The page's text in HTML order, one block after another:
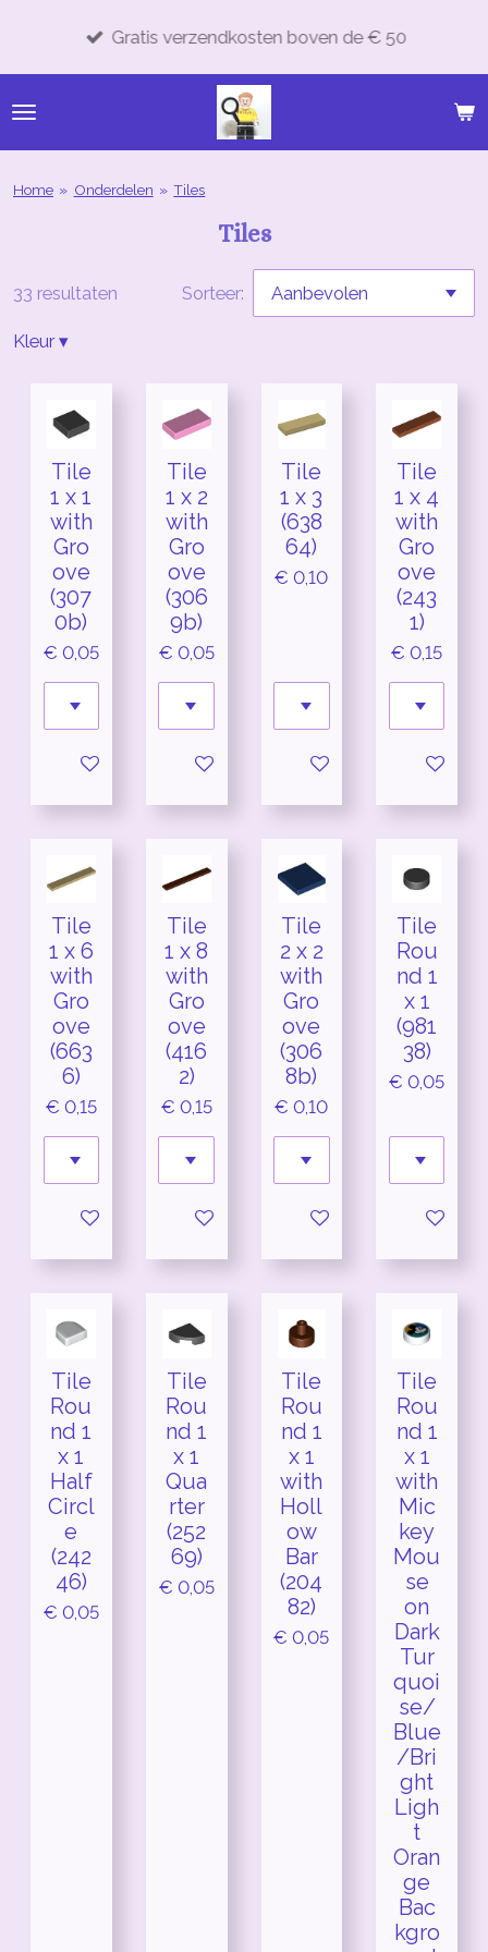
de
hoofdinhoud
Gratis verzendkosten boven de € 50
Home » Onderdelen » Tiles
Tiles
33 resultaten Sorteer:
Kleur▾
Tile
1 x 1
with
Gro
ove
(307
0b)
€ 0,05
In winkelwagen
Tile
1 x 2
with
Gro
ove
(306
9b)
€ 0,05
In winkelwagen
Tile
1 x 3
(638
64)
€ 0,10
In winkelwagen
Tile
1 x 4
with
Gro
ove
(243
1)
€ 0,15
In
Tile
1 x 6
with
Gro
ove
(663
6)
€ 0,15
In winkelwagen
Tile
1 x 8
with
Gro
ove
(416
2)
€ 0,15
In winkelwagen
Tile
2 x 2
with
Gro
ove
(306
8b)
€ 0,10
In winkelwagen
Tile
Rou
nd 1
x 1
(981
38)
€ 0,05
In
Tile
Rou
nd 1
x 1
Half
Circl
e
(242
46)
€ 0,05
Tile
Rou
nd 1
x 1
Qua
rter
(252
69)
€ 0,05
Tile
Rou
nd 1
x 1
with
Holl
ow
Bar
(204
82)
€ 0,05
Tile
Rou
nd 1
x 1
with
Mic
key
Mou
se
on
Dark
Tur
quoi
se/
Blue
/Bri
ght
Ligh
t
Oran
ge
Bac
kgro